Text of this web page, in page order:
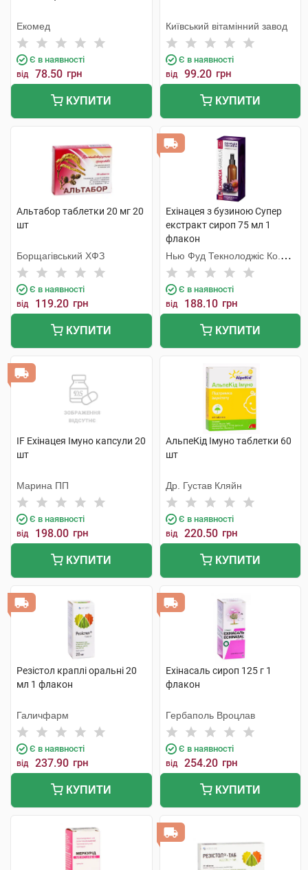
Екомед
Є в наявності
від 78.50 грн
КУПИТИ
Київський вітамінний завод
Є в наявності
від 99.20 грн
КУПИТИ
Альтабор таблетки 20 мг 20
шт
Борщагівський ХФЗ
Є в наявності
від 119.20 грн
КУПИТИ
Ехінацея з бузиною Супер
екстракт сироп 75 мл 1
флакон
Нью Фуд Текнолоджіс Ко.
Лтд
Є в наявності
від 188.10 грн
КУПИТИ
IF Ехінацея Імуно капсули 20
шт
Марина ПП
Є в наявності
від 198.00 грн
КУПИТИ
АльпеКід Імуно таблетки 60
шт
Др. Густав Кляйн
Є в наявності
від 220.50 грн
КУПИТИ
Резістол краплі оральні 20
мл 1 флакон
Галичфарм
Є в наявності
від 237.90 грн
КУПИТИ
Ехінасаль сироп 125 г 1
флакон
Гербаполь Вроцлав
Є в наявності
від 254.20 грн
КУПИТИ